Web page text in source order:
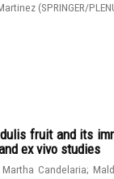
(SPRINGER/
fruit and its
ex vivo studies
Martha Candelaria;